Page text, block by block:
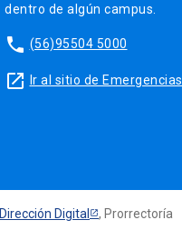
dentro de algún campus.
phone (56)95504 5000
launch Ir al sitio de Emergencias
Dirección Digital , Prorrectoría